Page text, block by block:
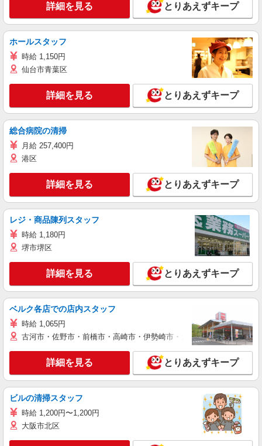
詳細を見る とりあえずキープ
ホールスタッフ
時給 1,150円
仙台市青葉区
詳細を見る とりあえずキープ
総合病院の清掃
月給 257,400円
港区
詳細を見る とりあえずキープ
レジ・商品陳列スタッフ
時給 1,180円
堺市堺区
詳細を見る とりあえずキープ
ベルク各店での店内スタッフ
時給 1,065円
古河市・佐野市・前橋市・高崎市・伊勢崎市・太田市・館林市・藤
詳細を見る とりあえずキープ
ビルの清掃スタッフ
時給 1,200円〜1,200円
大阪市北区